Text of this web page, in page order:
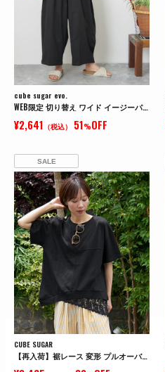
cube sugar evo.
WEB限定 切り替え ワイド イージーパンツ
¥2,641 （税込） 51%OFF
SALE
CUBE SUGAR
【再入荷】裾レース 変形 プルオーバー Tシャツ